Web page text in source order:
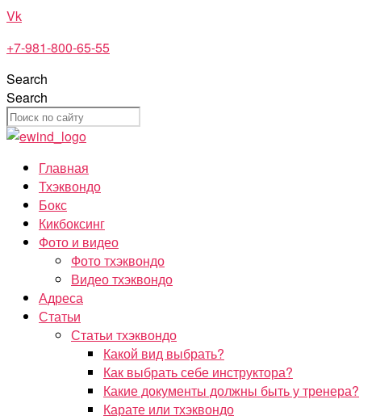
Перейти
содержимому
Vk
+7-981-800-65-55
Search
Search
Главная
Тхэквондо
Бокс
Кикбоксинг
Фото и видео
Фото тхэквондо
Видео тхэквондо
Адреса
Статьи
Статьи тхэквондо
Какой вид выбрать?
Как выбрать себе инструктора?
Какие документы должны быть у тренера?
Карате или тхэквондо